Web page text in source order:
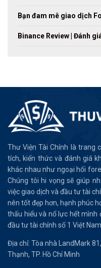
Bạn đam mê giao dịch
Binance Review | Đánh
Thư Viện Tài Chính là trang
tích, kiến thức và đánh giá
khác nhau như ngoại hối
Chúng tôi hi vọng sẽ giúp
việc giao dịch và đầu tư tài
nên tốt đẹp hơn, hạnh phúc
thấu hiểu và nổ lực hết
đầu tư tài chính số 1 Việt
Địa chỉ: Tòa nhà LandMark
Thạnh, TP. Hồ Chí Minh